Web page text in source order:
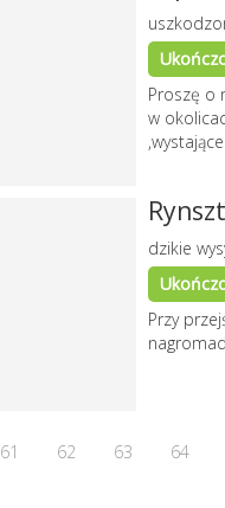
Proszę o
w
dzikie
Przy
61 62 63 64